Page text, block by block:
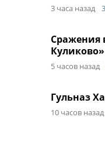
3 часа назад
Сражения
Куликово»
5 часов назад
Гульназ
10 часов назад